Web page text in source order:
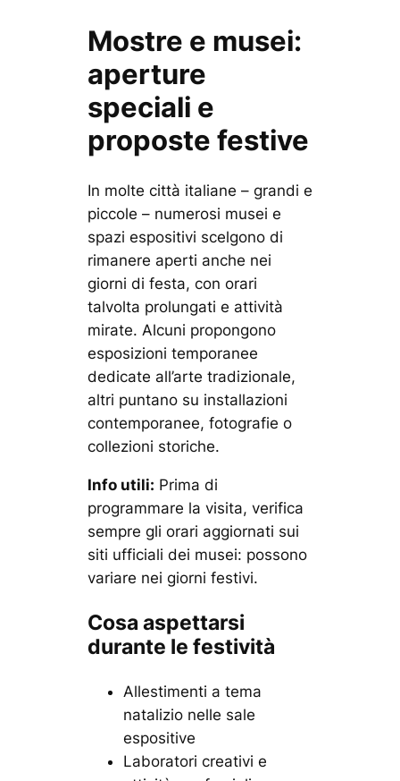
Mostre e musei:
aperture
speciali e
proposte festive
In molte città italiane – grandi e
piccole – numerosi musei e
spazi espositivi scelgono di
rimanere aperti anche nei
giorni di festa, con orari
talvolta prolungati e attività
mirate. Alcuni propongono
esposizioni temporanee
dedicate all’arte tradizionale,
altri puntano su installazioni
contemporanee, fotografie o
collezioni storiche.
Info utili: Prima di
programmare la visita, verifica
sempre gli orari aggiornati sui
siti ufficiali dei musei: possono
variare nei giorni festivi.
Cosa aspettarsi
durante le festività
Allestimenti a tema
natalizio nelle sale
espositive
Laboratori creativi e